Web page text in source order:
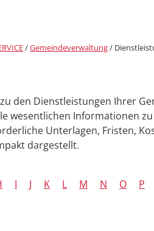
/Gemeindeverwaltung/
den Dienstleistungen Ihrer
wesentlichen Informationen
Unterlagen, Fristen,
dargestellt.
I J K L M N O P